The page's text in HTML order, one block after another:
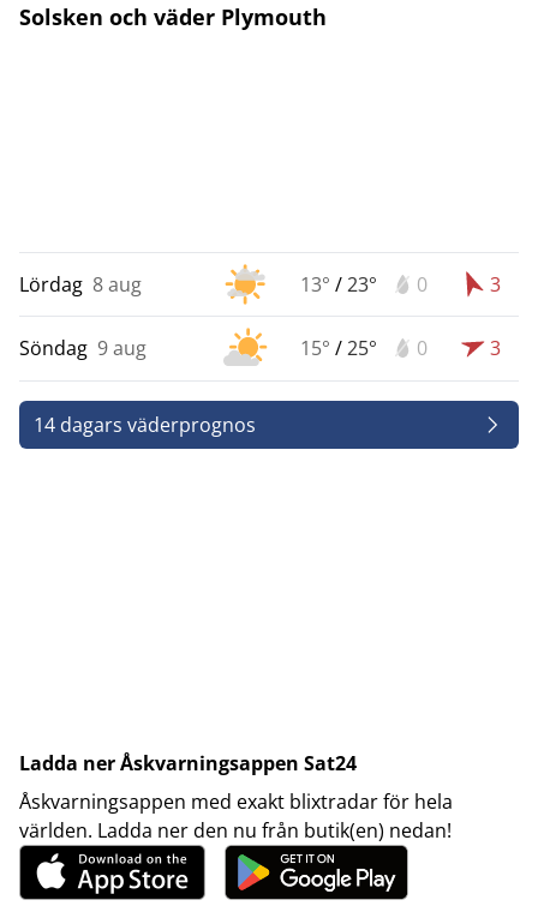
Solsken och väder Plymouth
Lördag 8 aug 13° /23° 0 3
Söndag 9 aug 15° /25° 0 3
14 dagars väderprognos
Ladda ner Åskvarningsappen Sat24
Åskvarningsappen med exakt blixtradar för hela
världen. Ladda ner den nu från butik(en) nedan!